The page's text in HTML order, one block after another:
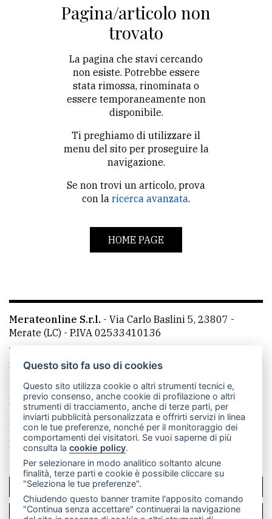
LE
ALTRE
TESTATE
PRIVACY
Privacy
policy
Cookie
policy
Pagina/articolo non
trovato
La pagina che stavi cercando
non esiste. Potrebbe essere
stata rimossa, rinominata o
essere temporaneamente non
disponibile.
Ti preghiamo di utilizzare il
menu del sito per proseguire la
navigazione.
Se non trovi un articolo, prova
con la ricerca avanzata.
HOME PAGE
Merateonline S.r.l. - Via Carlo Baslini 5, 23807 -
Merate (LC) - P.IVA 02533410136
Telefono:
mail: redazione@leccoonline.com
La redazione
MerateOnline CasateOnline
RSS
Made by VIP
Privacy policy
Cookie policy
Rivedi le tue scelte sui cookie
SCRIVICI
PER LA TUA PUBBLICITÀ
Questo sito fa uso di cookies
Questo sito utilizza cookie o altri strumenti tecnici e,
previo consenso, anche cookie di profilazione o altri
strumenti di tracciamento, anche di terze parti, per
inviarti pubblicità personalizzata e offrirti servizi in linea
con le tue preferenze, nonché per il monitoraggio dei
comportamenti dei visitatori. Se vuoi saperne di più
consulta lacookie policy.
Per selezionare in modo analitico soltanto alcune
finalità, terze parti e cookie è possibile cliccare su
"Seleziona le tue preferenze".
Chiudendo questo banner tramite l'apposito comando
"Continua senza accettare" continuerai la navigazione